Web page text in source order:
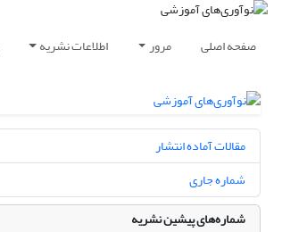
صفحه اصلی مرور اطلاعات نشریه
مقالات آماده انتشار
شماره جاری
شماره‌های پیشین نشریه